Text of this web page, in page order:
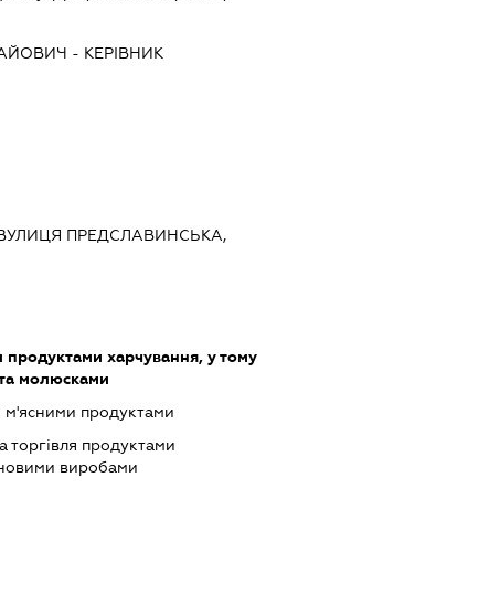
- КЕРІВНИК
ВУЛИЦЯ ПРЕДСЛАВИНСЬКА,
продуктами харчування, у тому
молюсками
м'ясними продуктами
торгівля продуктами
виробами